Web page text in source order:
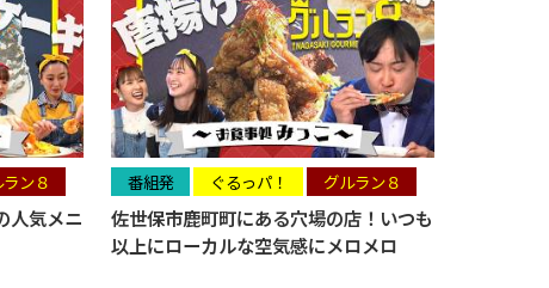
ン８
人気メニ
番組発 ぐるっパ！ グルラン８
佐世保市鹿町町にある穴場の店！いつも
以上にローカルな空気感にメロメロ